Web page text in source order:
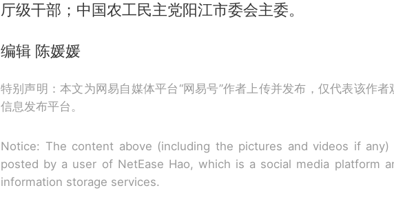
厅级干部；中国农工民主党阳江市委会主委。
编辑 陈媛媛
特别声明：本文为网易自媒体平台“网易号”作者上传并发布，仅代表该作
信息发布平台。
Notice: The content above (including the pictures and videos if any)
posted by a user of NetEase Hao, which is a social media platform
information storage services.